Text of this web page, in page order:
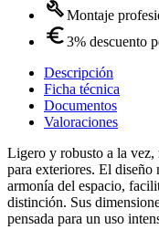
Montaje
3% descuento
Descripción
Ficha técnica
Documentos
Valoraciones
Ligero y robusto a la vez,
para exteriores. El diseño
armonía del espacio,
distinción. Sus
pensada para un uso